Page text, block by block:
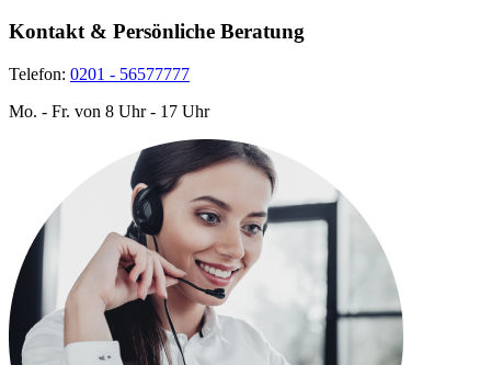
Kontakt & Persönliche Beratung
Telefon: 0201 - 56577777
Mo. - Fr. von 8 Uhr - 17 Uhr